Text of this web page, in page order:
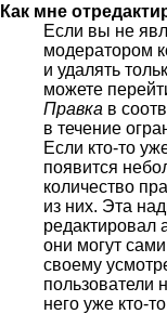
Как мне
Если вы не
модератором
и удалять
можете
Правка в
в течение
Если кто-то
появится
количество
из них. Эта
редактировал
они могут
своему
пользователи
него уже кто-